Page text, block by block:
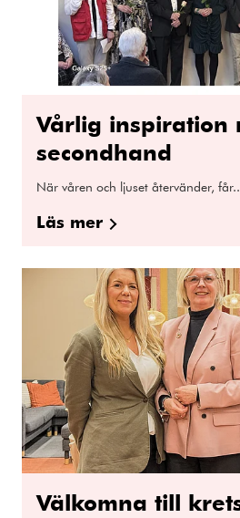
Vårlig inspiration
secondhand
När våren och ljuset återvänder,
Läs mer
Välkomna till